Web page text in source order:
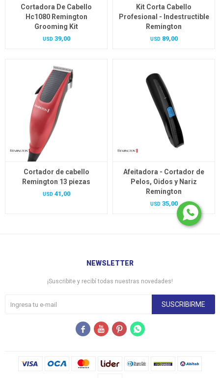
Cortadora De Cabello
Hc1080 Remington
Grooming Kit
USD 39,00
Kit Corta Cabello
Profesional - Indestructible
Remington
USD 89,00
Cortador de cabello
Remington 13 piezas
USD 41,00
Afeitadora - Cortador de
Pelos, Oidos y Nariz
Remington
USD 35,00
NEWSLETTER
¡Suscribite y recibí todas nuestras novedades!
SUSCRIBIRME
   